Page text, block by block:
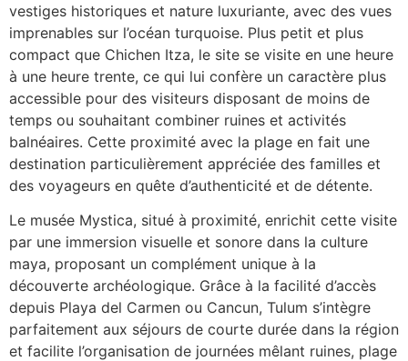
vestiges historiques et nature luxuriante, avec des vues
imprenables sur l’océan turquoise. Plus petit et plus
compact que Chichen Itza, le site se visite en une heure
à une heure trente, ce qui lui confère un caractère plus
accessible pour des visiteurs disposant de moins de
temps ou souhaitant combiner ruines et activités
balnéaires. Cette proximité avec la plage en fait une
destination particulièrement appréciée des familles et
des voyageurs en quête d’authenticité et de détente.
Le musée Mystica, situé à proximité, enrichit cette visite
par une immersion visuelle et sonore dans la culture
maya, proposant un complément unique à la
découverte archéologique. Grâce à la facilité d’accès
depuis Playa del Carmen ou Cancun, Tulum s’intègre
parfaitement aux séjours de courte durée dans la région
et facilite l’organisation de journées mêlant ruines, plage